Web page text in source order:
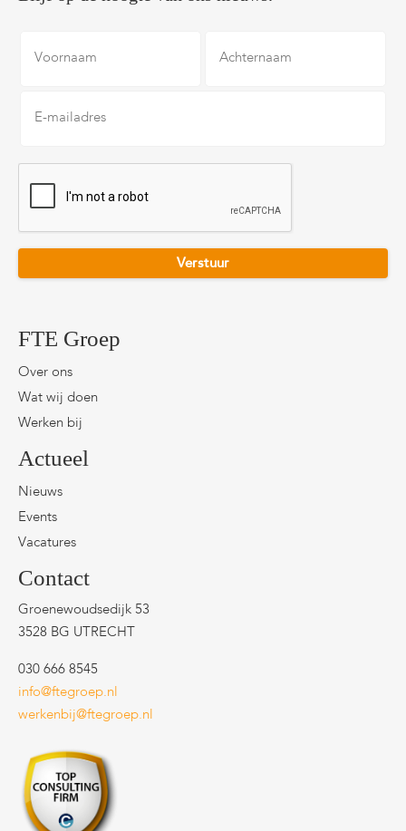
mailadres *
FTE Groep
Over ons
Wat wij doen
Werken bij
Actueel
Nieuws
Events
Vacatures
Contact
Groenewoudsedijk 53
3528 BG UTRECHT
030 666 8545
info@ftegroep.nl
werkenbij@ftegroep.nl